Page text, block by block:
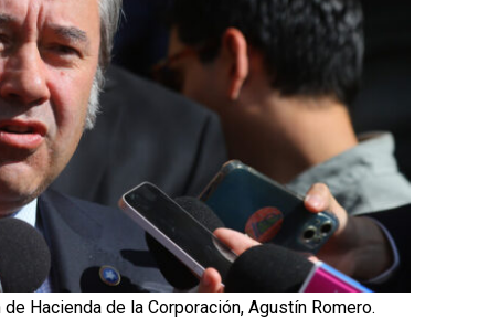
Hacienda de la Corporación, Agustín Romero.